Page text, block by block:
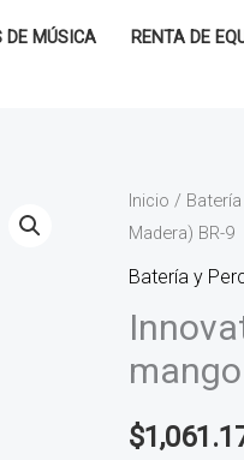
DE MÚSICA RENTA DE
Inicio /
Madera) BR-9
Batería y
$
Innovative
Escobillas,
De
(Con
mango
Madera)